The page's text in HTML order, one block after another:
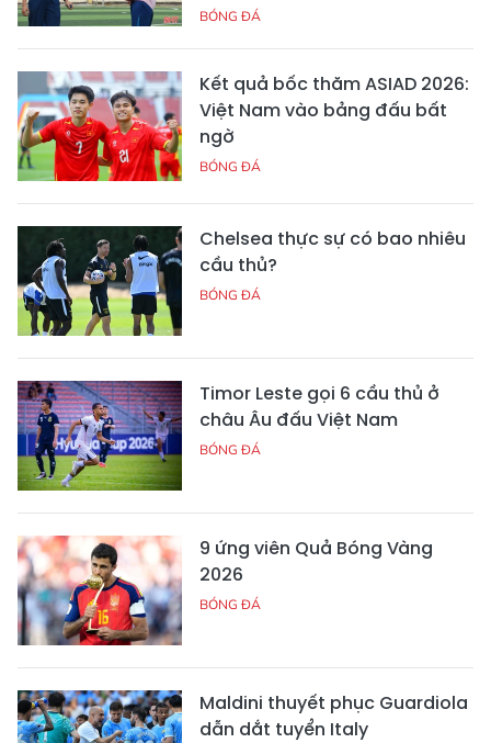
BÓNG ĐÁ
Kết quả bốc thăm ASIAD 2026:
Việt Nam vào bảng đấu bất
ngờ
BÓNG ĐÁ
Chelsea thực sự có bao nhiêu
cầu thủ?
BÓNG ĐÁ
Timor Leste gọi 6 cầu thủ ở
châu Âu đấu Việt Nam
BÓNG ĐÁ
9 ứng viên Quả Bóng Vàng
2026
BÓNG ĐÁ
Maldini thuyết phục Guardiola
dẫn dắt tuyển Italy